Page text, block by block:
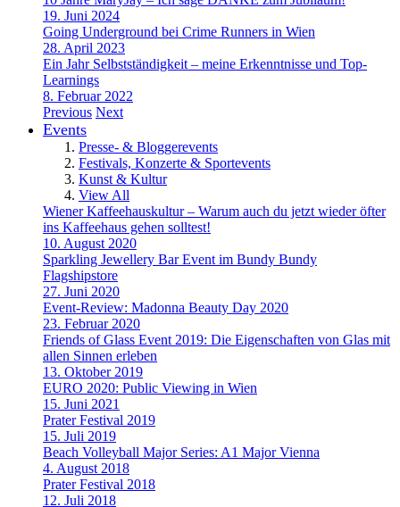
19. Juni 2024
Going Underground bei Crime Runners in Wien
28. April 2023
Ein Jahr Selbstständigkeit – meine Erkenntnisse und Top-
Learnings
8. Februar 2022
Previous Next
Events
Presse- & Bloggerevents
Festivals, Konzerte & Sportevents
Kunst & Kultur
View All
Wiener Kaffeehauskultur – Warum auch du jetzt wieder öfter
ins Kaffeehaus gehen solltest!
10. August 2020
Sparkling Jewellery Bar Event im Bundy Bundy
Flagshipstore
27. Juni 2020
Event-Review: Madonna Beauty Day 2020
23. Februar 2020
Friends of Glass Event 2019: Die Eigenschaften von Glas mit
allen Sinnen erleben
13. Oktober 2019
EURO 2020: Public Viewing in Wien
15. Juni 2021
Prater Festival 2019
15. Juli 2019
Beach Volleyball Major Series: A1 Major Vienna
4. August 2018
Prater Festival 2018
12. Juli 2018